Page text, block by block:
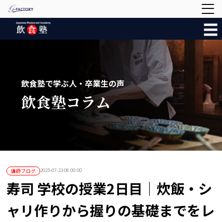
☰
飲食塾で学ぶ人・卒業生の声
飲食塾コラム
講師ブログ 2025-07-23 08:00:00
寿司 学校の授業2日目｜炊飯・シ
ャリ作りから握りの基礎までをレ